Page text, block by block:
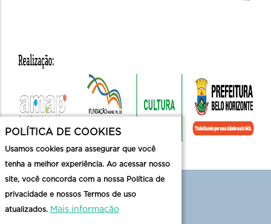
POLÍTICA DE COOKIES
Usamos cookies para assegurar que você
tenha a melhor experiência. Ao acessar nosso
site, você concorda com a nossa Política de
privacidade e nossos Termos de uso
atualizados. Mais informação